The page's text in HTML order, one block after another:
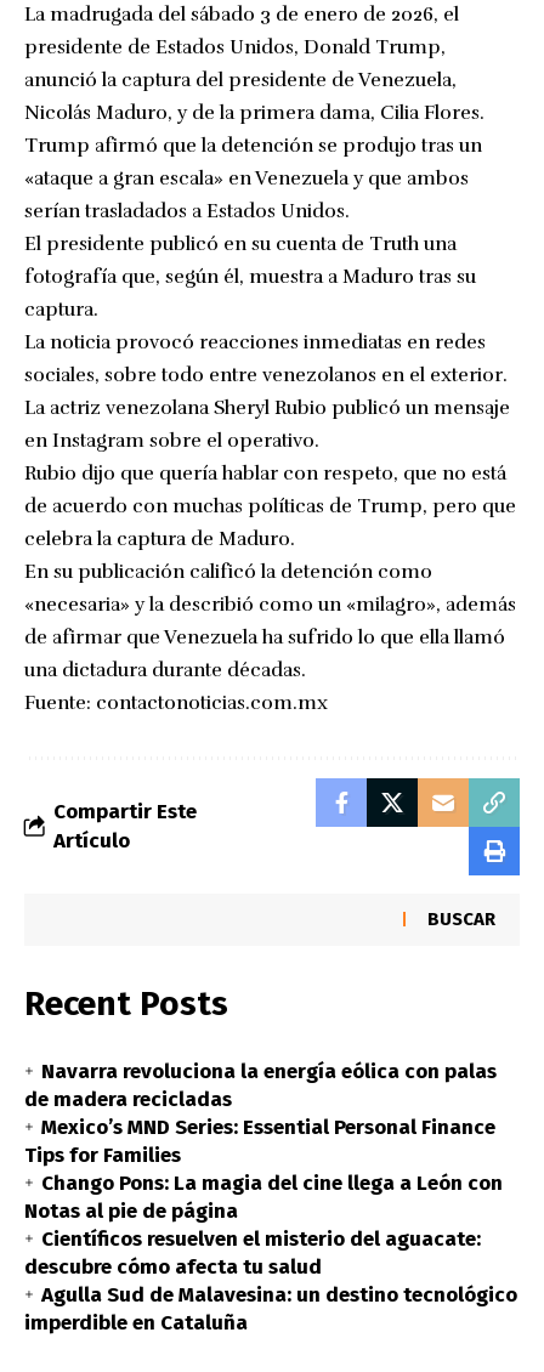
La madrugada del sábado 3 de enero de 2026, el
presidente de Estados Unidos, Donald Trump,
anunció la captura del presidente de Venezuela,
Nicolás Maduro, y de la primera dama, Cilia Flores.
Trump afirmó que la detención se produjo tras un
«ataque a gran escala» en Venezuela y que ambos
serían trasladados a Estados Unidos.
El presidente publicó en su cuenta de Truth una
fotografía que, según él, muestra a Maduro tras su
captura.
La noticia provocó reacciones inmediatas en redes
sociales, sobre todo entre venezolanos en el exterior.
La actriz venezolana Sheryl Rubio publicó un mensaje
en Instagram sobre el operativo.
Rubio dijo que quería hablar con respeto, que no está
de acuerdo con muchas políticas de Trump, pero que
celebra la captura de Maduro.
En su publicación calificó la detención como
«necesaria» y la describió como un «milagro», además
de afirmar que Venezuela ha sufrido lo que ella llamó
una dictadura durante décadas.
Fuente: contactonoticias.com.mx
Compartir Este
Artículo
BUSCAR
Recent Posts
Navarra revoluciona la energía eólica con palas
de madera recicladas
Mexico’s MND Series: Essential Personal Finance
Tips for Families
Chango Pons: La magia del cine llega a León con
Notas al pie de página
Científicos resuelven el misterio del aguacate:
descubre cómo afecta tu salud
Agulla Sud de Malavesina: un destino tecnológico
imperdible en Cataluña